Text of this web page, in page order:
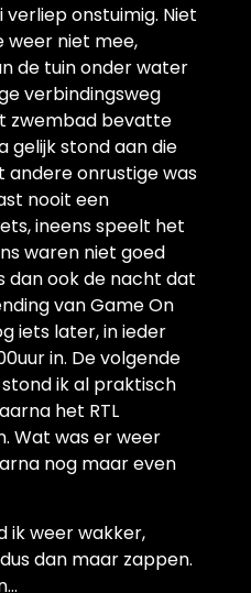
onstuimig. Niet
weer niet mee,
de tuin onder water
verbindingsweg
zwembad bevatte
gelijk stond aan die
andere onrustige was
nooit een
ineens speelt het
waren niet goed
dan ook de nacht dat
van Game On
iets later, in ieder
in. De volgende
ik al praktisch
het RTL
Wat was er weer
nog maar even
ik weer wakker,
dan maar zappen.